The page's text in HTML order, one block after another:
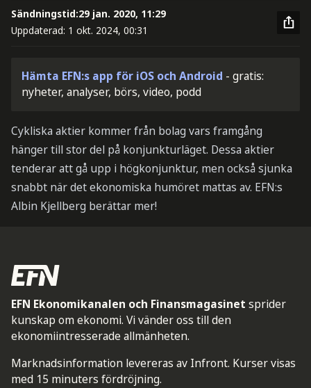
Sändningstid:29 jan. 2020, 11:29
Uppdaterad: 1 okt. 2024, 00:31
Hämta EFN:s app för iOS och Android - gratis:
nyheter, analyser, börs, video, podd
Cykliska aktier kommer från bolag vars framgång
hänger till stor del på konjunkturläget. Dessa aktier
tenderar att gå upp i högkonjunktur, men också sjunka
snabbt när det ekonomiska humöret mattas av. EFN:s
Albin Kjellberg berättar mer!
EFN Ekonomikanalen och Finansmagasinet sprider
kunskap om ekonomi. Vi vänder oss till den
ekonomiintresserade allmänheten.
Marknadsinformation levereras av Infront. Kurser visas
med 15 minuters fördröjning.